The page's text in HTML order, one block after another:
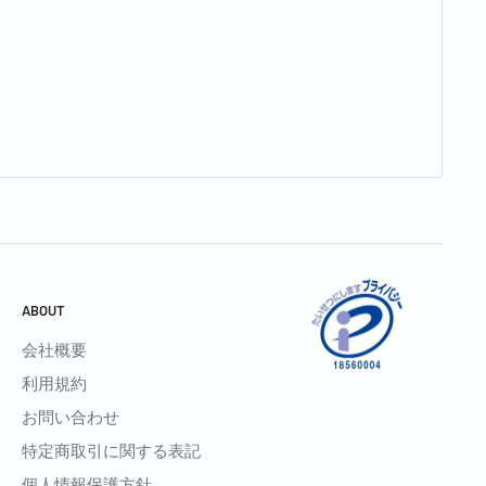
ABOUT
会社概要
利用規約
お問い合わせ
特定商取引に関する表記